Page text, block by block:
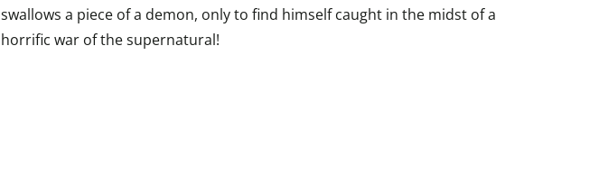
swallows a piece of a demon, only to find himself caught in the midst of a
horrific war of the supernatural!